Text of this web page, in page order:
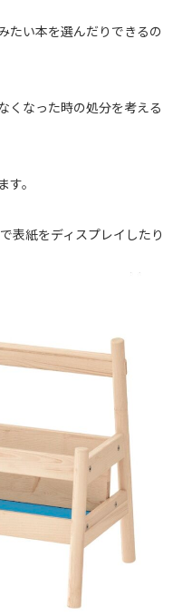
たい本を選んだりできるの
くなった時の処分を考える
。
表紙をディスプレイしたり